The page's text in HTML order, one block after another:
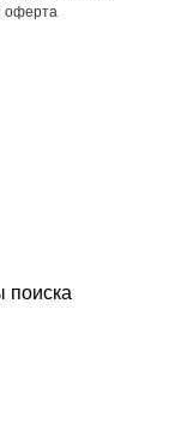
оферта
поиска